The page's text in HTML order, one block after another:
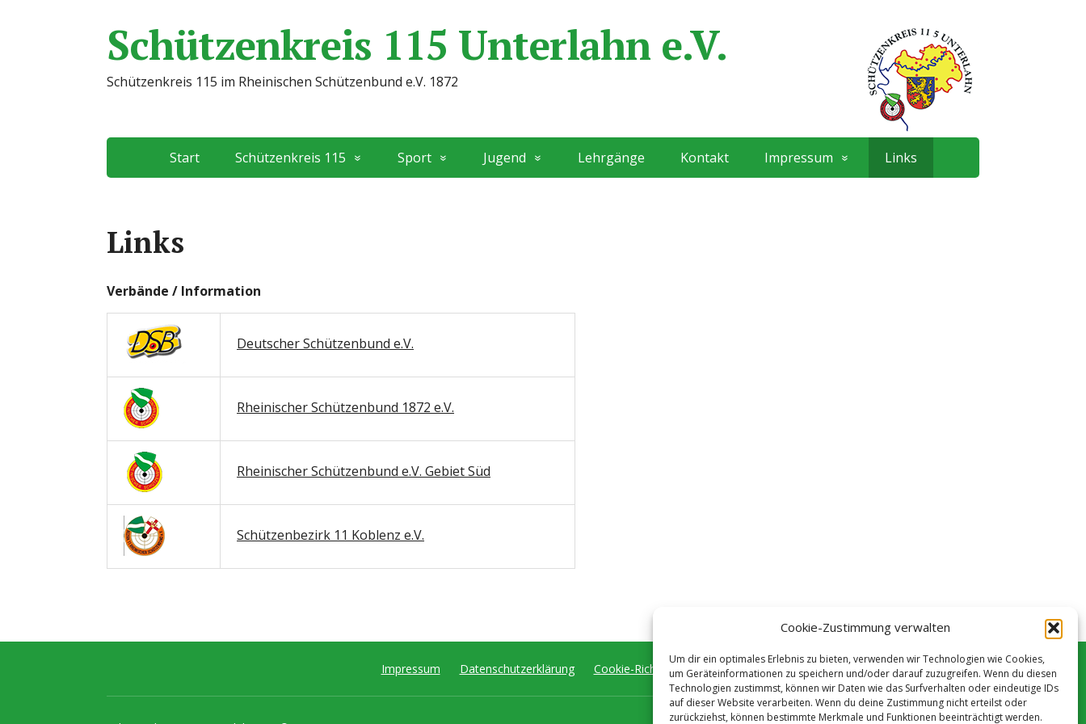
Cookie-Zustimmung verwalten
Um dir ein optimales Erlebnis zu bieten, verwenden wir Technologien wie Cookies,
um Geräteinformationen zu speichern und/oder darauf zuzugreifen. Wenn du diesen
Technologien zustimmst, können wir Daten wie das Surfverhalten oder eindeutige IDs
auf dieser Website verarbeiten. Wenn du deine Zustimmung nicht erteilst oder
zurückziehst, können bestimmte Merkmale und Funktionen beeinträchtigt werden.
Schützenkreis 115 Unterlahn e.V.
Schützenkreis 115 im Rheinischen Schützenbund e.V. 1872
Start Schützenkreis 115 Sport Jugend Lehrgänge Kontakt Impressum Links
Links
Verbände / Information
Deutscher Schützenbund e.V.
Rheinischer Schützenbund 1872 e.V.
Rheinischer Schützenbund e.V. Gebiet Süd
Schützenbezirk 11 Koblenz e.V.
Impressum Datenschutzerklärung Cookie-Richtlinie (EU)